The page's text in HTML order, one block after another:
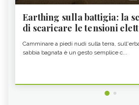
Earthing sulla battigia: la
di scaricare le tensioni
Camminare a piedi nudi sulla terra,
sabbia bagnata è un gesto semplice c...